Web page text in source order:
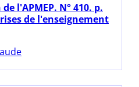
l'APMEP. N° 410. p.
de l'enseignement